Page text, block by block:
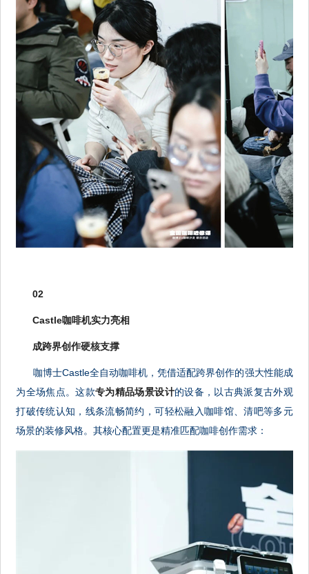
02
Castle咖啡机实力亮相
成跨界创作硬核支撑
咖博士Castle全自动咖啡机，凭借适配跨界创作的强大性能成
为全场焦点。这款专为精品场景设计的设备，以古典派复古外观
打破传统认知，线条流畅简约，可轻松融入咖啡馆、清吧等多元
场景的装修风格。其核心配置更是精准匹配咖啡创作需求：